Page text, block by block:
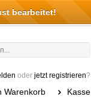
oder jetzt registrieren?
Warenkorb Kasse
bearbeitet!